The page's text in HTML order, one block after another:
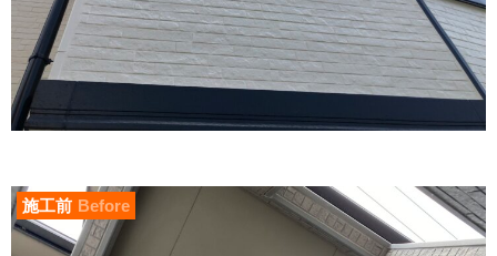
施工前 Before